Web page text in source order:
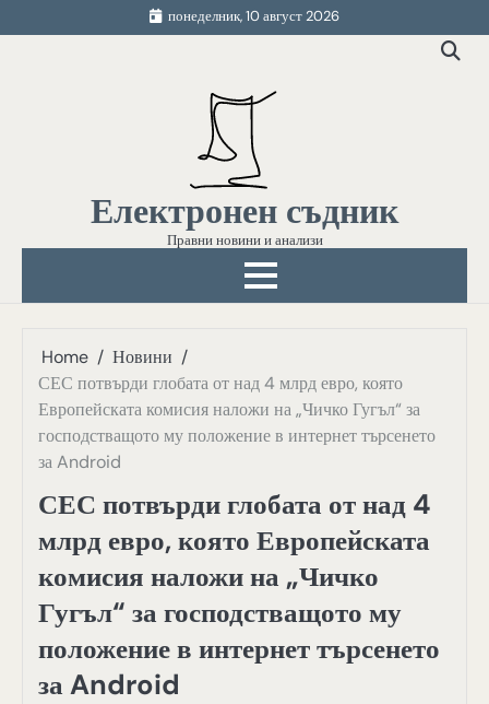
to
понеделник, 10 август 2026
Електронен съдник
Правни новини и анализи
Home
Новини
СЕС потвърди глобата от над 4 млрд евро, която
Европейската комисия наложи на „Чичко Гугъл“ за
господстващото му положение в интернет търсенето
за Android
СЕС потвърди глобата от над 4
млрд евро, която Европейската
комисия наложи на „Чичко
Гугъл“ за господстващото му
положение в интернет търсенето
за Android